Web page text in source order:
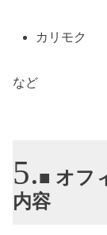
カリモク
など
■ オフ
内容